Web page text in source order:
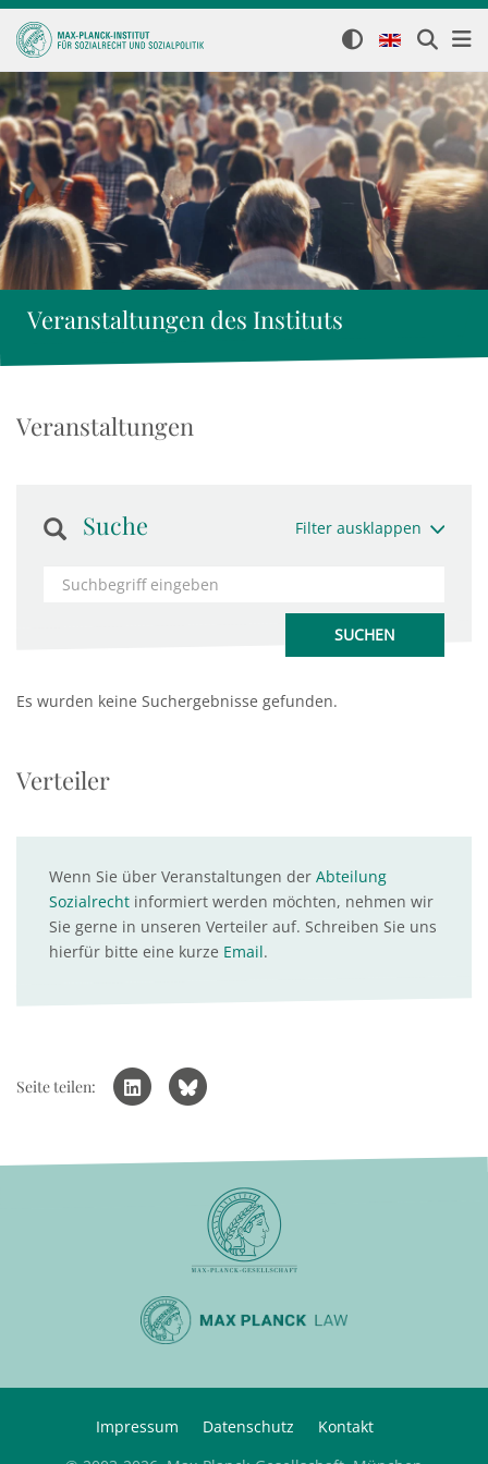
Veranstaltungen des Instituts
Veranstaltungen
Suche Filter ausklappen
Es wurden keine Suchergebnisse gefunden.
Verteiler
Wenn Sie über Veranstaltungen der Abteilung
Sozialrecht informiert werden möchten, nehmen wir
Sie gerne in unseren Verteiler auf. Schreiben Sie uns
hierfür bitte eine kurze Email.
Seite teilen:
Impressum Datenschutz
Kontakt